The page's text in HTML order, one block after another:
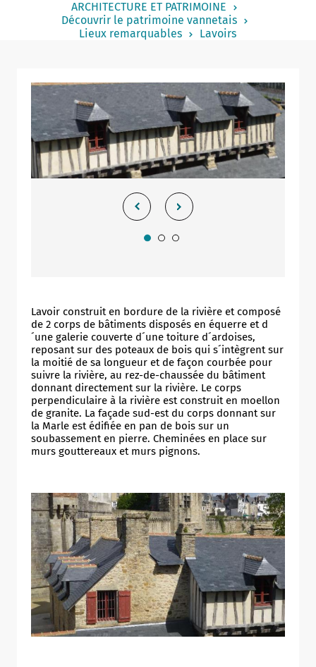
Notaire
Un commerce
ARCHITECTURE ET PATRIMOINE
Découvrir le patrimoine vannetais
Lieux remarquables
Lavoirs
Lavoir construit en bordure de la rivière et composé
de 2 corps de bâtiments disposés en équerre et d
´une galerie couverte d´une toiture d´ardoises,
reposant sur des poteaux de bois qui s´intègrent sur
la moitié de sa longueur et de façon courbée pour
suivre la rivière, au rez-de-chaussée du bâtiment
donnant directement sur la rivière. Le corps
perpendiculaire à la rivière est construit en moellon
de granite. La façade sud-est du corps donnant sur
la Marle est édifiée en pan de bois sur un
soubassement en pierre. Cheminées en place sur
murs gouttereaux et murs pignons.